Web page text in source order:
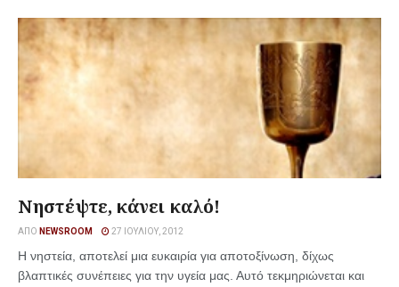
Νηστέψτε, κάνει καλό!
ΑΠΌ NEWSROOM 27 ΙΟΥΛΊΟΥ, 2012
Η νηστεία, αποτελεί μια ευκαιρία για αποτοξίνωση, δίχως
βλαπτικές συνέπειες για την υγεία μας. Αυτό τεκμηριώνεται και